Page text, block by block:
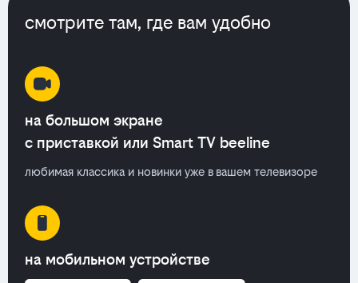
смотрите там, где вам удобно
на большом экране
с приставкой или Smart TV beeline
любимая классика и новинки уже в вашем телевизоре
на мобильном устройстве